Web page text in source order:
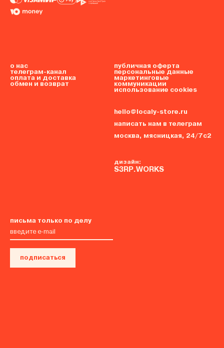
письма только по делу
подписаться
о нас
телеграм-канал
оплата и доставка
обмен и возврат
публичная оферта
персональные данные
маркетинговые
коммуникации
использование cookies
hello@localy-store.ru
написать нам в телеграм
москва, мясницкая, 24/7с2
дизайн:
S3RP.WORKS